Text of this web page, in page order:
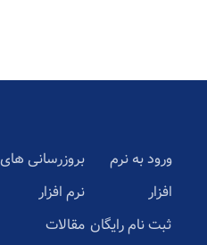
ورود به نرم
افزار
ثبت نام رایگان
بروزرسانی های
نرم افزار
مقالات